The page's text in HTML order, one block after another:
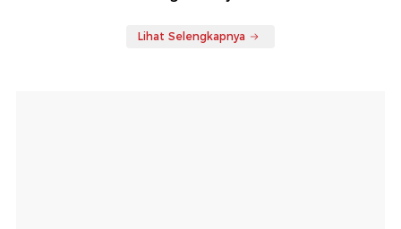
Lihat Selengkapnya